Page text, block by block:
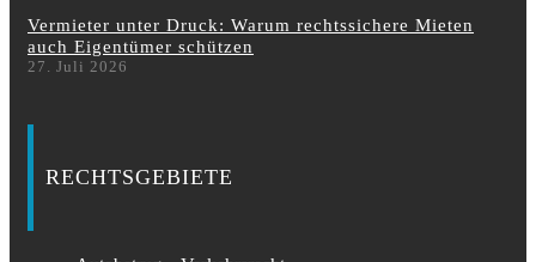
Vermieter unter Druck: Warum rechtssichere Mieten
auch Eigentümer schützen
27. Juli 2026
RECHTSGEBIETE